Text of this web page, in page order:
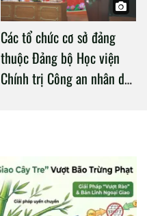
Các tổ chức cơ sở đảng
thuộc Đảng bộ Học viện
Chính trị Công an nhân dân